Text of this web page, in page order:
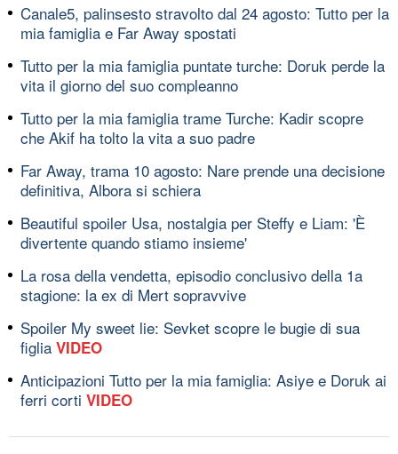
Canale5, palinsesto stravolto dal 24 agosto: Tutto per la
mia famiglia e Far Away spostati
Tutto per la mia famiglia puntate turche: Doruk perde la
vita il giorno del suo compleanno
Tutto per la mia famiglia trame Turche: Kadir scopre
che Akif ha tolto la vita a suo padre
Far Away, trama 10 agosto: Nare prende una decisione
definitiva, Albora si schiera
Beautiful spoiler Usa, nostalgia per Steffy e Liam: 'È
divertente quando stiamo insieme'
La rosa della vendetta, episodio conclusivo della 1a
stagione: la ex di Mert sopravvive
Spoiler My sweet lie: Sevket scopre le bugie di sua
figlia VIDEO
Anticipazioni Tutto per la mia famiglia: Asiye e Doruk ai
ferri corti VIDEO